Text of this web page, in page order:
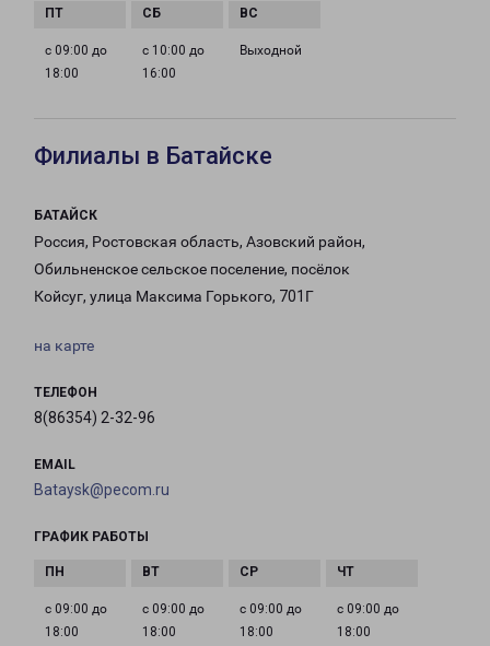
с 09:00 до
18:00
с 10:00 до
16:00
Выходной
Филиалы в Батайске
БАТАЙСК
Россия, Ростовская область, Азовский район,
Обильненское сельское поселение, посёлок
Койсуг, улица Максима Горького, 701Г
на карте
ТЕЛЕФОН
8(86354) 2-32-96
EMAIL
Bataysk@pecom.ru
ГРАФИК РАБОТЫ
с 09:00 до
18:00
с 09:00 до
18:00
с 09:00 до
18:00
с 09:00 до
18:00